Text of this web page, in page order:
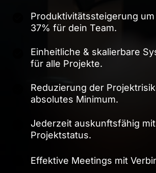
Produktivitätssteigerung
37% für dein Team.
Einheitliche & skalierbare
für alle Projekte.
Reduzierung der
absolutes Minimum.
Jederzeit auskunftsfähig
Projektstatus.
Effektive Meetings mit